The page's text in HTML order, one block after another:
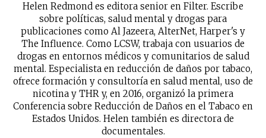
receive all the news of vaping and
tobacco harm reduction in your email.
SUBSCRIBIRSE
Helen Redmond es editora senior en Filter. Escribe
sobre políticas, salud mental y drogas para
publicaciones como Al Jazeera, AlterNet, Harper's y
The Influence. Como LCSW, trabaja con usuarios de
drogas en entornos médicos y comunitarios de salud
mental. Especialista en reducción de daños por tabaco,
ofrece formación y consultoría en salud mental, uso de
nicotina y THR y, en 2016, organizó la primera
Conferencia sobre Reducción de Daños en el Tabaco en
Estados Unidos. Helen también es directora de
documentales.